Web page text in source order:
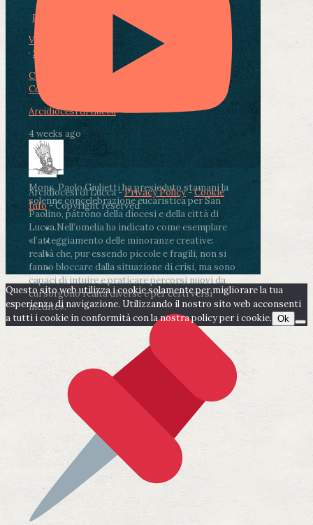
Photo
View on Facebook
· Share
Condividi su Facebook
Condividi su LinkedIn
Arcidiocesi di Lucca
4 weeks ago
Mons. Paolo Giulietti ha presieduto stamani la
solenne concelebrazione eucaristica per San
Paolino, patrono della diocesi e della città di
Lucca.Nell’omelia ha indicato come esemplare
«l’atteggiamento delle minoranze creative:
realtà che, pur essendo piccole e fragili, non si
fanno bloccare dalla situazione di crisi, ma sono
capaci di intuire e praticare percorsi nuovi da
cui sorgono realtà diverse e per certi versi
inedite».
Arcidiocesi di Lucca -Privacy Policy-Cookie
Info- Copyright reserved
Questo sito web utilizza i cookie solamente per migliorare la tua
esperienza di navigazione. Utilizzando il nostro sito web acconsenti
a tutti i cookie in conformità con la nostra policy per i cookie. Ok